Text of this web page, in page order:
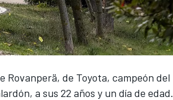
Rovanperä, de Toyota, campeón del
a sus 22 años y un día de edad.